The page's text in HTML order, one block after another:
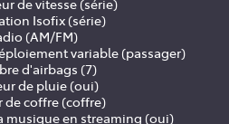
de vitesse (série)
Isofix (série)
(AM/FM)
variable (passager)
d'airbags (7)
de pluie (oui)
de coffre (coffre)
musique en streaming (oui)